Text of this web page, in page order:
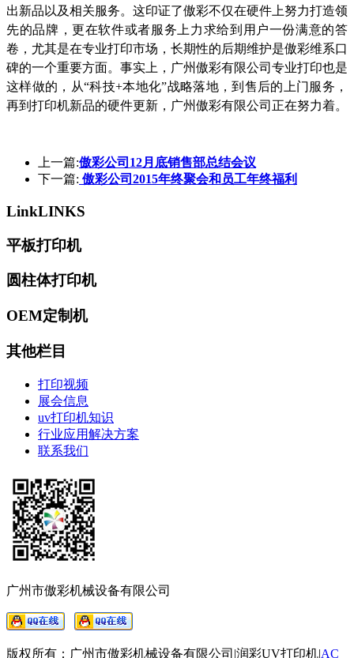
出新品以及相关服务。这印证了傲彩不仅在硬件上努力打造领
先的品牌，更在软件或者服务上力求给到用户一份满意的答
卷，尤其是在专业打印市场，长期性的后期维护是傲彩维系口
碑的一个重要方面。事实上，广州傲彩有限公司专业打印也是
这样做的，从“科技+本地化”战略落地，到售后的上门服务，
再到打印机新品的硬件更新，广州傲彩有限公司正在努力着。
上一篇:傲彩公司12月底销售部总结会议
下一篇: 傲彩公司2015年终聚会和员工年终福利
LinkLINKS
平板打印机
圆柱体打印机
OEM定制机
其他栏目
打印视频
展会信息
uv打印机知识
行业应用解决方案
联系我们
广州市傲彩机械设备有限公司
版权所有：广州市傲彩机械设备有限公司|润彩UV打印机|AC